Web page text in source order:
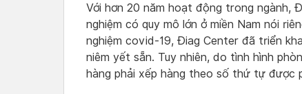
Với hơn 20 năm hoạt động trong ngành,
nghiệm có quy mô lớn ở miền Nam nói
nghiệm covid-19, Điag Center đã triển
niêm yết sẵn. Tuy nhiên, do tình hình
hàng phải xếp hàng theo số thứ tự được